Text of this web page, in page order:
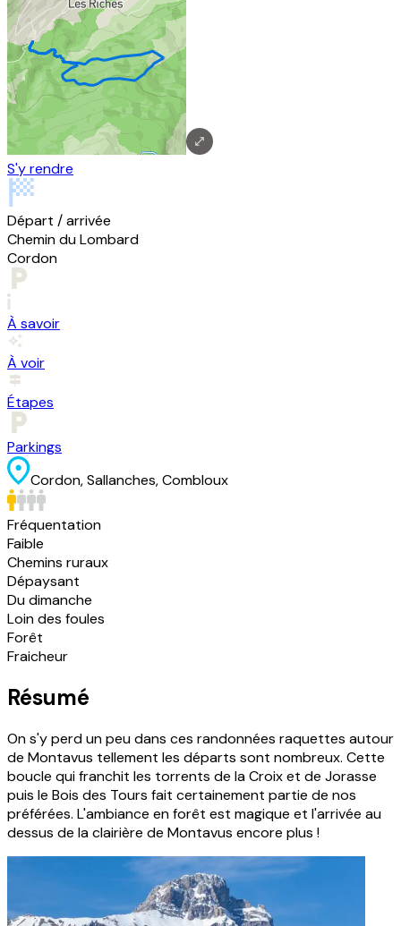
S'y rendre
Départ / arrivée
Chemin du Lombard
Cordon
À savoir
À voir
Étapes
Parkings
Cordon, Sallanches, Combloux
Fréquentation
Faible
Chemins ruraux
Dépaysant
Du dimanche
Loin des foules
Forêt
Fraicheur
Résumé
On s'y perd un peu dans ces randonnées raquettes autour
de Montavus tellement les départs sont nombreux. Cette
boucle qui franchit les torrents de la Croix et de Jorasse
puis le Bois des Tours fait certainement partie de nos
préférées. L'ambiance en forêt est magique et l'arrivée au
dessus de la clairière de Montavus encore plus !